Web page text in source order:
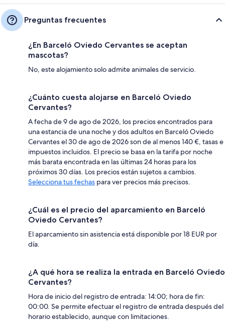
Preguntas frecuentes
¿En Barceló Oviedo Cervantes se aceptan
mascotas?
No, este alojamiento solo admite animales de servicio.
¿Cuánto cuesta alojarse en Barceló Oviedo
Cervantes?
A fecha de 9 de ago de 2026, los precios encontrados para
una estancia de una noche y dos adultos en Barceló Oviedo
Cervantes el 30 de ago de 2026 son de al menos 140 €, tasas e
impuestos incluidos. El precio se basa en la tarifa por noche
más barata encontrada en las últimas 24 horas para los
próximos 30 días. Los precios están sujetos a cambios.
Selecciona tus fechas para ver precios más precisos.
¿Cuál es el precio del aparcamiento en Barceló
Oviedo Cervantes?
El aparcamiento sin asistencia está disponible por 18 EUR por
día.
¿A qué hora se realiza la entrada en Barceló Oviedo
Cervantes?
Hora de inicio del registro de entrada: 14:00; hora de fin:
00:00. Se permite efectuar el registro de entrada después del
horario establecido, aunque con limitaciones.